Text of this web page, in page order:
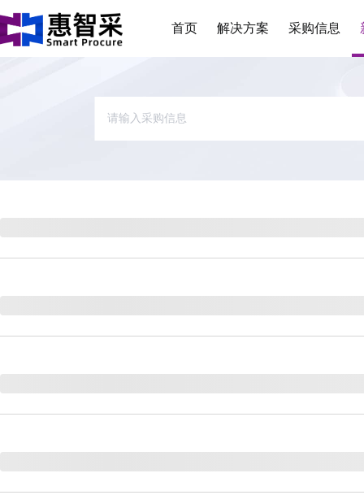
首页 解决方案 采购信息